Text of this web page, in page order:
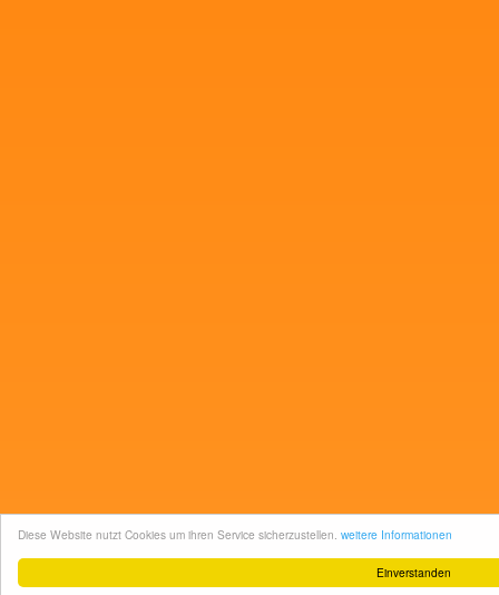
Einverstanden
Diese Website nutzt Cookies um ihren Service sicherzustellen. weitere Informationen